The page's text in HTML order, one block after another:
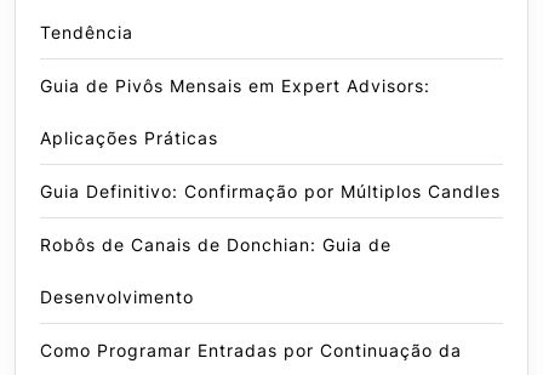
Tendência
Guia de Pivôs Mensais em Expert Advisors:
Aplicações Práticas
Guia Definitivo: Confirmação por Múltiplos Candles
Robôs de Canais de Donchian: Guia de
Desenvolvimento
Como Programar Entradas por Continuação da